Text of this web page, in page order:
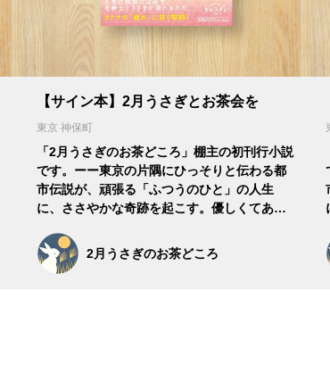
【サイン本】2月うさぎとお茶会を
東京 神保町
「2月うさぎのお茶どころ」棚主の初刊行小説
です。ーー東京の片隅にひっそりと伝わる都
市伝説が、頑張る「ふつうのひと」の人生
に、ささやかな奇跡を起こす。優しくてあ…
2月うさぎのお茶どころ